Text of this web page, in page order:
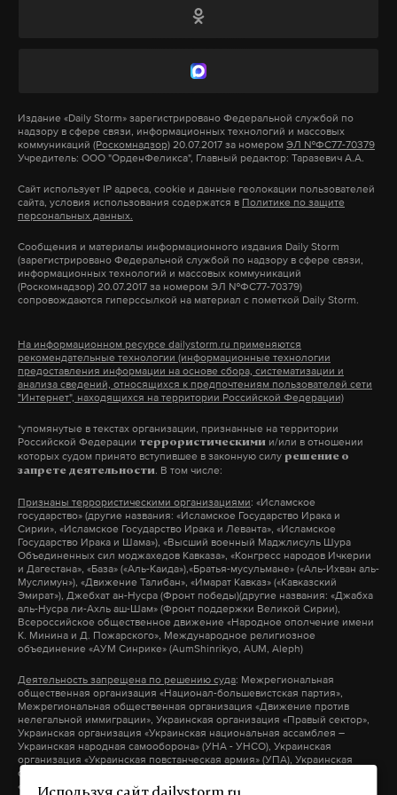
руководство УЕФА оказывается серьезное
Европы, но в организации также ведут работу по
вопросу возвращения РФ и заинтересованы в
этом.
7 июля исполком МОК решил временноотменить
(ОКР), действовавшее с октября 2023 года. Кроме
того, МОК отозвал рекомендации для
международных федераций об ограничениях в
Подпишитесь на Daily Storm вMAX. Он
А еще мы есть вTelegram,ДзениVK.
Дзен VK
Комментатор Губерниев — о
Олимпийского комитета
России: Это отлично, но
сложности у спортсменов все
равно будут
Эксперт заметил, что такое решение
Telegram
#иран # перемирие #сша
Издание «Daily Storm» зарегистрировано Федеральной службой по
надзору в сфере связи, информационных технологий и массовых
коммуникаций (Роскомнадзор) 20.07.2017 за номером ЭЛ №ФС77-70379
Учредитель: ООО "ОрденФеликса", Главный редактор: Таразевич А.А.
Сайт использует IP адреса, cookie и данные геолокации пользователей
сайта, условия использования содержатся в Политике по защите
персональных данных.
Сообщения и материалы информационного издания Daily Storm
(зарегистрировано Федеральной службой по надзору в сфере связи,
информационных технологий и массовых коммуникаций
(Роскомнадзор) 20.07.2017 за номером ЭЛ №ФС77-70379)
сопровождаются гиперссылкой на материал с пометкой Daily Storm.
На информационном ресурсе dailystorm.ru применяются
рекомендательные технологии (информационные технологии
предоставления информации на основе сбора, систематизации и
анализа сведений, относящихся к предпочтениям пользователей сети
"Интернет", находящихся на территории Российской Федерации)
*упомянутые в текстах организации, признанные на территории
Российской Федерации террористическими и/или в отношении
которых судом принято вступившее в законную силу решение о
запрете деятельности. В том числе:
Признаны террористическими организациями: «Исламское
государство» (другие названия: «Исламское Государство Ирака и
Сирии», «Исламское Государство Ирака и Леванта», «Исламское
Государство Ирака и Шама»), «Высший военный Маджлисуль Шура
Объединенных сил моджахедов Кавказа», «Конгресс народов Ичкерии
и Дагестана», «База» («Аль-Каида»),«Братья-мусульмане» («Аль-Ихван аль-
Муслимун»), «Движение Талибан», «Имарат Кавказ» («Кавказский
Эмират»), Джебхат ан-Нусра (Фронт победы)(другие названия: «Джабха
аль-Нусра ли-Ахль аш-Шам» (Фронт поддержки Великой Сирии),
Всероссийское общественное движение «Народное ополчение имени
К. Минина и Д. Пожарского», Международное религиозное
объединение «АУМ Синрике» (AumShinrikyo, AUM, Aleph)
Деятельность запрещена по решению суда: Межрегиональная
общественная организация «Национал-большевистская партия»,
Межрегиональная общественная организация «Движение против
нелегальной иммиграции», Украинская организация «Правый сектор»,
Украинская организация «Украинская национальная ассамблея –
Украинская народная самооборона» (УНА - УНСО), Украинская
организация «Украинская повстанческая армия» (УПА), Украинская
организация «Тризуб им. Степана Бандеры», Украинская организация
«Братство», Межрегиональное общественное объединение –